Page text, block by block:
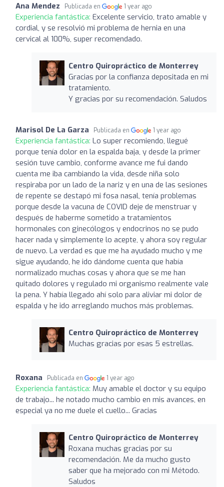
Ana Mendez Publicada en 1 year ago
Experiencia fantástica: Excelente servicio, trato amable y
cordial, y se resolvió mi problema de hernia en una
cervical al 100%, super recomendado.
Centro Quiropráctico de Monterrey
Gracias por la confianza depositada en mi
tratamiento.
Y gracias por su recomendación. Saludos
Marisol De La Garza Publicada en 1 year ago
Experiencia fantástica: Lo super recomiendo, llegué
porque tenía dolor en la espalda baja, y desde la primer
sesión tuve cambio, conforme avance me fui dando
cuenta me iba cambiando la vida, desde niña solo
respiraba por un lado de la nariz y en una de las sesiones
de repente se destapó mi fosa nasal, tenía problemas
porque desde la vacuna de COVID deje de menstruar y
después de haberme sometido a tratamientos
hormonales con ginecólogos y endocrinos no se pudo
hacer nada y simplemente lo acepte, y ahora soy regular
de nuevo. La verdad es que me ha ayudado mucho y me
sigue ayudando, he ido dándome cuenta que había
normalizado muchas cosas y ahora que se me han
quitado dolores y regulado mi organismo realmente vale
la pena. Y había llegado ahí solo para aliviar mi dolor de
espalda y he ido arreglando muchos más problemas.
Centro Quiropráctico de Monterrey
Muchas gracias por esas 5 estrellas.
Roxana Publicada en 1 year ago
Experiencia fantástica: Muy amable el doctor y su equipo
de trabajo... he notado mucho cambio en mis avances, en
especial ya no me duele el cuello... Gracias
Centro Quiropráctico de Monterrey
Roxana muchas gracias por su
recomendación. Me da mucho gusto
saber que ha mejorado con mi Método.
Saludos